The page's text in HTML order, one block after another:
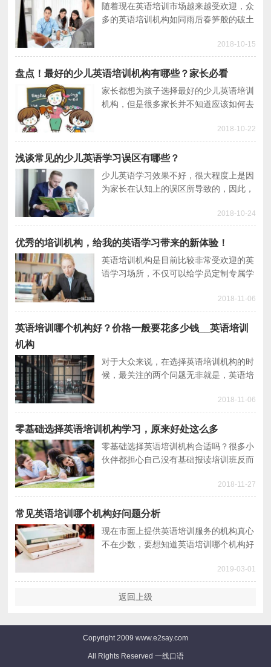
随着现在英语培训市场越来越受欢迎，众
多的英语培训机构如同雨后春笋般的破土
让大家无从下手选择。面对这种现象时，
大家就必须要了解如何挑选正确的英语培
训机构！
2018-10-15
盘点！最好的少儿英语培训机构有哪些？家长必看
家长都想为孩子选择最好的少儿英语培训
机构，但是很多家长并不知道应该如何去
构有哪些特点入手，为家长们推荐几家最
好的培训机构。
2018-10-22
浅谈常见的少儿英语学习误区有哪些？
少儿英语学习效果不好，很大程度上是因
为家长在认知上的误区所导致的，因此，
证不走弯路，那么家长们来看看这些误区
你中招了没？
2018-10-24
优秀的培训机构，给我的英语学习带来的新体验！
英语培训机构是目前比较非常受欢迎的英
语学习场所，不仅可以给学员定制专属学
端。本篇文章就给大家分享一下优秀的英
语培训机构给我的学习带来的新体验。
2018-11-06
英语培训哪个机构好？价格一般要花多少钱__英语培训
机构
对于大众来说，在选择英语培训机构的时
候，最关注的两个问题无非就是，英语培
以小编为大家汇总了这方面的信息，大家
可以了解下。
2018-11-06
零基础选择英语培训机构学习，原来好处这么多
零基础选择英语培训机构合适吗？很多小
伙伴都担心自己没有基础报读培训班反而
训机构的好处非常多，接下来就让我们一
起看看吧。
2018-11-27
常见英语培训哪个机构好问题分析
现在市面上提供英语培训服务的机构真心
不在少数，要想知道英语培训哪个机构好
选，毕竟自己才是最直接的受益者。2019-03-01
返回上级
Copyright 2009 www.e2say.com
All Rights Reserved 一线口语